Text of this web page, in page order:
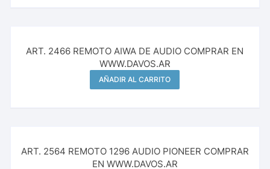
ART. 2466 REMOTO AIWA DE AUDIO COMPRAR EN
WWW.DAVOS.AR
AÑADIR AL CARRITO
ART. 2564 REMOTO 1296 AUDIO PIONEER COMPRAR
EN WWW.DAVOS.AR